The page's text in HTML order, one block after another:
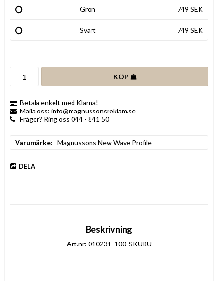
Grön 749 SEK
Svart 749 SEK
KÖP
Betala enkelt med Klarna!
Maila oss: info@magnussonsreklam.se
Frågor? Ring oss 044 - 841 50
Varumärke Magnussons New Wave Profile
DELA
Beskrivning
Art.nr: 010231_100_SKURU